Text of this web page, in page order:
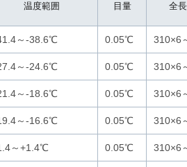
温度範囲 目量 全
～-38.6℃ 0.05℃ 310×6
～-24.6℃ 0.05℃ 310×6
～-18.6℃ 0.05℃ 310×6
～-16.6℃ 0.05℃ 310×6
～+1.4℃ 0.05℃ 310×6